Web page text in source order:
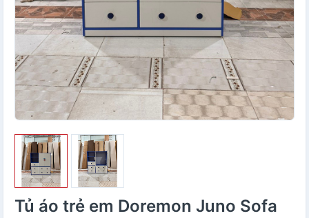
Tủ áo trẻ em Doremon Juno Sofa